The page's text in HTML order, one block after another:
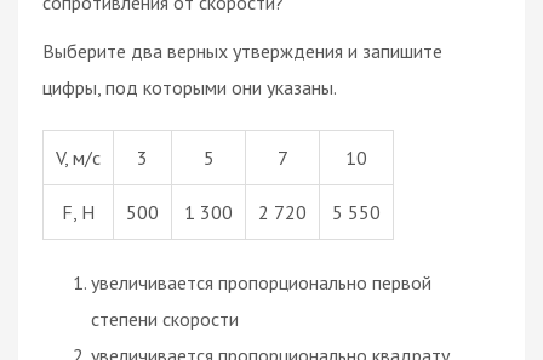
Выберите два верных утверждения и запишите
цифры, под которыми они указаны.
V, м/с 3 5 7 10
F, Н 500 1 300 2 720 5 550
увеличивается пропорционально первой
степени скорости
увеличивается пропорционально квадрату